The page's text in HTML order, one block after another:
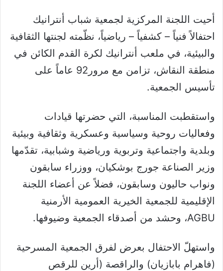
أحيت اللجنة المركزية لجمعية شباب أنترانيك
احتفالاً فنياً – كشفياً – رياضياً، نظّمته لجنتها الثقافية
والبيئية، في ملعب أنترانيك لكرة القدم الكائن في
منطقة النقاش، تزامن مع مرور92 عاماً على
تأسيس الجمعية.
واستقطبت المناسبة، التي حضرتها قيادات
وفعاليات روحية وسياسية وعسكرية وثقافية وبيئية
وبلدية واجتماعية وتربوية ورياضية وشبابية، تقدّمها
وزير الصناعة جورج بوشكيان، ووزراء سابقون
ونواب حاليون وسابقون، فضلاً عن أعضاء اللجنة
الإقليمية للجمعية الخيرية العمومية الأرمنية
AGBU، وحشد من أصدقاء الجمعية وضيوفها.
واستهلّ الاحتفال بعرض لفرق الجمعية المسرحية
(فاهرام بابازيان) والراقصة (أرين للرقص